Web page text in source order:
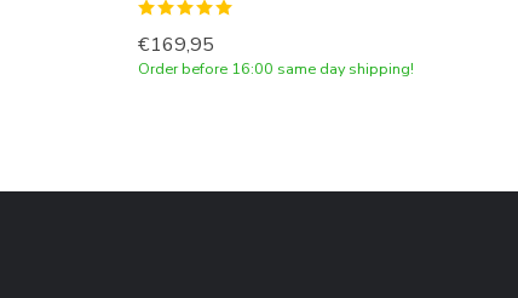
€169,95
Order before 16:00 same day shipping!